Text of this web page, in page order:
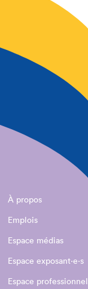
À propos
Emplois
Espace médias
Espace exposant·e⋅s
Espace